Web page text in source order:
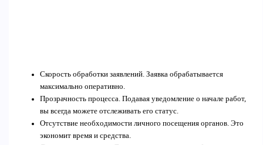
Скорость обработки заявлений. Заявка обрабатывается
максимально оперативно.
Прозрачность процесса. Подавая уведомление о начале работ,
вы всегда можете отслеживать его статус.
Отсутствие необходимости личного посещения органов. Это
экономит время и средства.